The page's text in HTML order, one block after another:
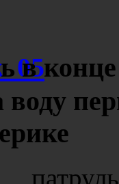
в конце